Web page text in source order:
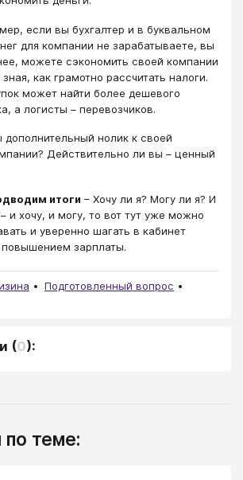
если вы бухгалтер и в буквальном
для компании не зарабатываете, вы
можете сэкономить своей компании
как грамотно рассчитать налоги.
может найти более дешевого
а логисты – перевозчиков.
нолик к своей
Действительно ли вы – ценный
итоги – Хочу ли я? Могу ли я? И
и хочу, и могу, то вот тут уже можно
и уверенно шагать в кабинет
повышением зарплаты.
Подготовленный вопрос
(0):
теме: